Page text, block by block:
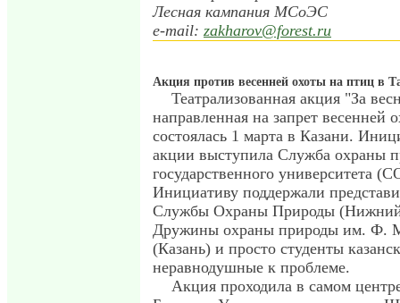
Лесная кампания МСоЭС
e-mail: zakharov@forest.ru
Акция против весенней охоты на птиц в
Театрализованная акция "За
направленная на запрет весенней
состоялась 1 марта в Казани.
акции выступила Служба охраны
государственного университета
Инициативу поддержали
Службы Охраны Природы
Дружины охраны природы им. Ф.
(Казань) и просто студенты
неравнодушные к проблеме.
Акция проходила в самом